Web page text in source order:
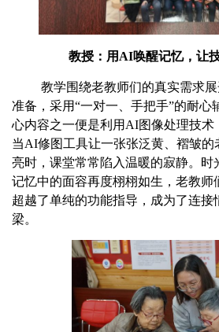
教授：用AI唤醒记忆，让
教学围绕老教师们的真实需求
准备，采用“一对一、手把手”的耐心
心内容之一便是利用AI图像处理技术
当AI修图工具让一张张泛黄、褶皱
亮时，课堂常常陷入温暖的寂静。时
记忆中的面容再度栩栩如生，老教师
超越了单纯的功能指导，成为了连接
梁。